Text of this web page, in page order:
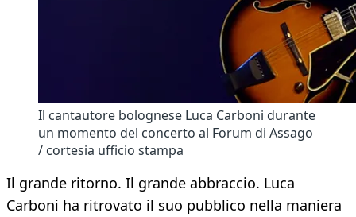
Il cantautore bolognese Luca Carboni durante
un momento del concerto al Forum di Assago
/ cortesia ufficio stampa
Il grande ritorno. Il grande abbraccio. Luca
Carboni ha ritrovato il suo pubblico nella maniera